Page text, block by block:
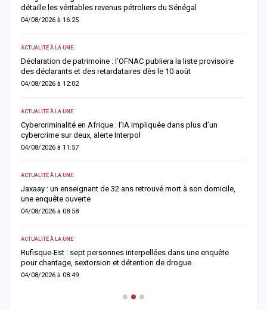
détaille les véritables revenus pétroliers du Sénégal
04/08/2026 à 16:25
ACTUALITÉ À LA UNE
Déclaration de patrimoine : l’OFNAC publiera la liste provisoire
des déclarants et des retardataires dès le 10 août
04/08/2026 à 12:02
ACTUALITÉ À LA UNE
Cybercriminalité en Afrique : l’IA impliquée dans plus d’un
cybercrime sur deux, alerte Interpol
04/08/2026 à 11:57
ACTUALITÉ À LA UNE
Jaxaay : un enseignant de 32 ans retrouvé mort à son domicile,
une enquête ouverte
04/08/2026 à 08:58
ACTUALITÉ À LA UNE
Rufisque-Est : sept personnes interpellées dans une enquête
pour chantage, sextorsion et détention de drogue
04/08/2026 à 08:49